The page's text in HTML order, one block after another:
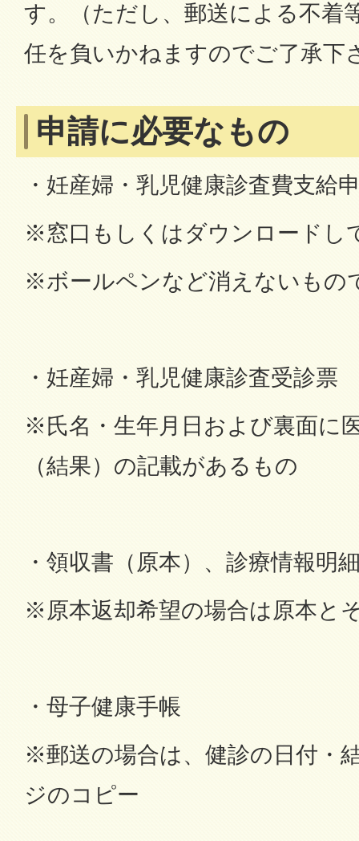
す。（ただし、郵送による不着
任を負いかねますのでご了承下
申請に必要なもの
・妊産婦・乳児健康診査費支給
※窓口もしくはダウンロードし
※ボールペンなど消えないもの
・妊産婦・乳児健康診査受診票
※氏名・生年月日および裏面に
（結果）の記載があるもの
・領収書（原本）、診療情報明
※原本返却希望の場合は原本と
・母子健康手帳
※郵送の場合は、健診の日付・
ジのコピー